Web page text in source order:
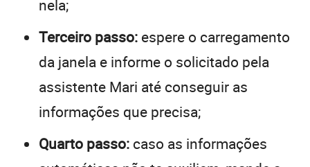
nela;
Terceiro passo: espere o carregamento
da janela e informe o solicitado pela
assistente Mari até conseguir as
informações que precisa;
Quarto passo: caso as informações